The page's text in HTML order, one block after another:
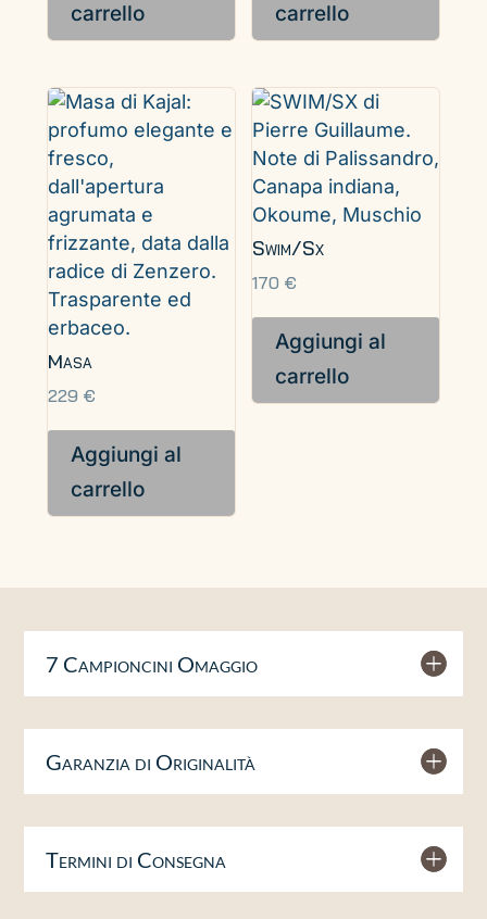
carrello
carrello
Masa
229 €
Aggiungi al
carrello
Swim/Sx
170 €
Aggiungi al
carrello
7 Campioncini Omaggio
Garanzia di Originalità
Termini di Consegna